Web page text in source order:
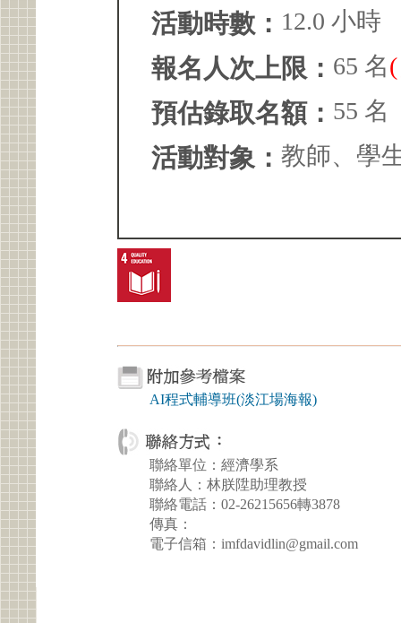
活動時數： 12.0 小時
報名人次上限： 65 名
預估錄取名額： 55 名
活動對象： 教師、學
AI程式輔導班(淡江場海報)
聯絡單位：經濟學系
聯絡人：林朕陞助理教授
聯絡電話：02-26215656轉3878
傳真：
電子信箱：imfdavidlin@gmail.com